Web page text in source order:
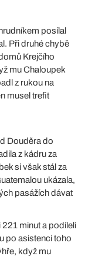
posílal
Při druhé chybě
Krejčího
mu Chaloupek
z rukou na
musel trefit
Douděra do
z kádru za
si však stál za
ukázala,
pasážích dávat
minut a podíleli
po asistenci toho
když mu